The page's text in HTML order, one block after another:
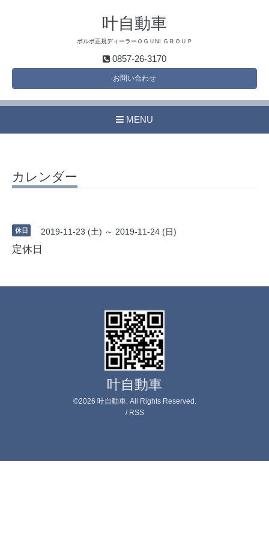
叶自動車
ボルボ正規ディーラーＯＧＵNI ＧＲＯＵＰ
0857-26-3170
お問い合わせ
MENU
カレンダー
休日 2019-11-23 (土) ～ 2019-11-24 (日)
定休日
叶自動車
©2026 叶自動車. All Rights Reserved.
/ RSS